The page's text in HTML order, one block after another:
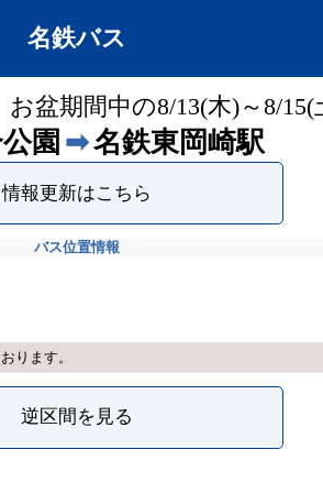
名鉄バス
お盆期間中の8/13(木)～8/
園 ➡名鉄東岡崎駅
情報更新はこちら
バス位置情報
ります。
逆区間を見る